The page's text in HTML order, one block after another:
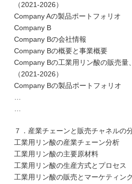
（2021-2026）
Company Aの製品ポートフォリオ
Company B
Company Bの会社情報
Company Bの概要と事業概要
Company Bの工業用リン酸の販売量
（2021-2026）
Company Bの製品ポートフォリオ
７．産業チェーンと販売チャネルの
工業用リン酸の産業チェーン分析
工業用リン酸の主要原材料
工業用リン酸の生産方式とプロセス
工業用リン酸の販売とマーケティン